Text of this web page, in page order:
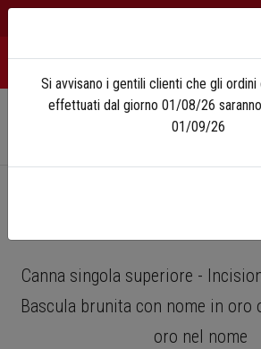
Canna singola superiore -
Bascula brunita con nome in oro
oro nel nome
Si avvisano i gentili clienti che gli ordini
effettuati dal giorno 01/08/26
01/09/26